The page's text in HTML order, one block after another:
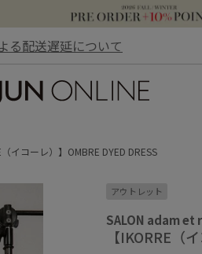
る配送遅延について
（イコーレ）】OMBRE DYED DRESS
アウトレット
SALON adam et
【IKORRE（